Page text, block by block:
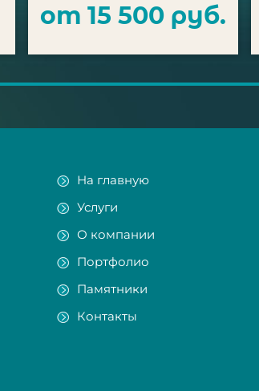
от 15 500 руб.
На главную
Услуги
О компании
Портфолио
Памятники
Контакты